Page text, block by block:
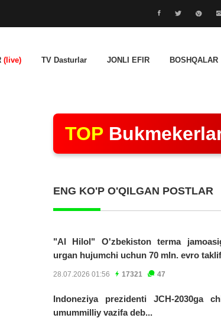
(live) TV Dasturlar JONLI EFIR BOSHQALAR
TOP
ENG KO'P O'QILGAN POSTLAR
"Al Hilol" O'zbekiston terma
urgan hujumchi uchun 70 mln. evro
28.07.2026 01:56 17321 47
Indoneziya prezidenti JCH-2030ga
umummilliy vazifa deb...